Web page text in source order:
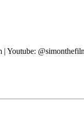
| Youtube: